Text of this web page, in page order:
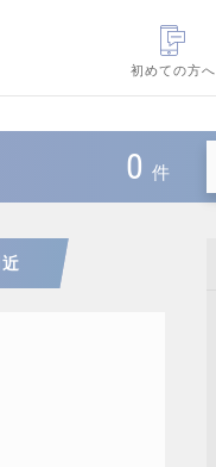
初めての方へ
0 件